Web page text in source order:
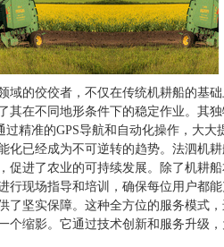
域的佼佼者，不仅在传统机耕船的基
在不同地形条件下的稳定作业。其
精准的GPS导航和自动化操作，大大
已经成为不可逆转的趋势。法泗机
进了农业的可持续发展。除了机耕
现场指导和培训，确保每位用户都
坚实保障。这种全方位的服务模式
缩影。它通过技术创新和服务升级